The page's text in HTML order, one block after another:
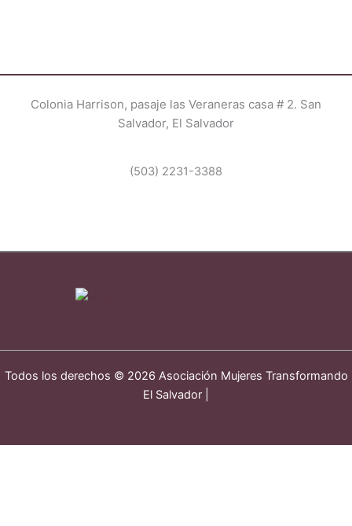
Colonia Harrison, pasaje las Veraneras casa # 2. San
Salvador, El Salvador
(503) 2231-3388
Todos los derechos © 2026 Asociación Mujeres Transformando
El Salvador |